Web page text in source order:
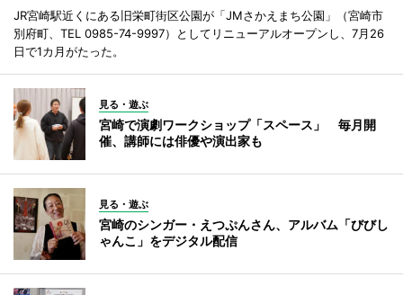
JR宮崎駅近くにある旧栄町街区公園が「JMさかえまち公園」（宮崎市
別府町、TEL 0985-74-9997）としてリニューアルオープンし、7月26
日で1カ月がたった。
見る・遊ぶ
宮崎で演劇ワークショップ「スペース」 毎月開
催、講師には俳優や演出家も
見る・遊ぶ
宮崎のシンガー・えつぷんさん、アルバム「びびし
ゃんこ」をデジタル配信